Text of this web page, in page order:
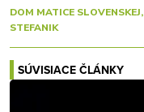
DOM MATICE SLOVENSKEJ
STEFANIK
SÚVISIACE ČLÁNKY